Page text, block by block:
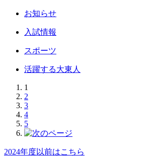
お知らせ
入試情報
スポーツ
活躍する大東人
1
2
3
4
5
2024年度以前はこちら